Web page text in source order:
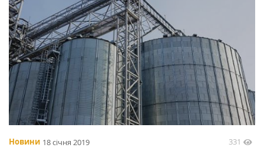
Новини 18 січня 2019 331